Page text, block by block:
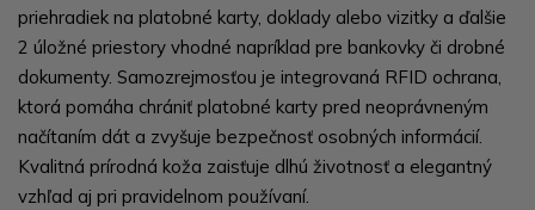
priehradiek na platobné karty, doklady alebo vizitky a ďalšie
2 úložné priestory vhodné napríklad pre bankovky či drobné
dokumenty. Samozrejmosťou je integrovaná RFID ochrana,
ktorá pomáha chrániť platobné karty pred neoprávneným
načítaním dát a zvyšuje bezpečnosť osobných informácií.
Kvalitná prírodná koža zaisťuje dlhú životnosť a elegantný
vzhľad aj pri pravidelnom používaní.